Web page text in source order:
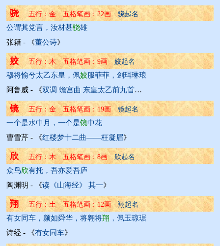
骁 五行：金 五格笔画：22画 骁起名
公谓其党言，汝材甚骁雄
张籍 - 《董公诗》
姣 五行：木 五格笔画：9画 姣起名
穆将愉兮太乙东皇，佩姣服菲菲，剑珥琳琅
阿鲁威 - 《双调 蟾宫曲 东皇太乙前九首以楚辞九歌品成
镜 五行：金 五格笔画：19画 镜起名
一个是水中月，一个是镜中花
曹雪芹 - 《红楼梦十二曲——枉凝眉》
欣 五行：木 五格笔画：8画 欣起名
众鸟欣有托，吾亦爱吾庐
陶渊明 - 《读《山海经》 其一》
翔 五行：土 五格笔画：12画 翔起名
有女同车，颜如舜华，将翱将翔 ，佩玉琼琚
诗经 - 《有女同车》